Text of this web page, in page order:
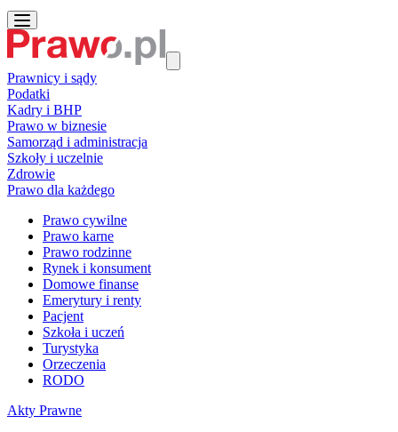
Prawnicy i sądy
Podatki
Kadry i BHP
Prawo w biznesie
Samorząd i administracja
Szkoły i uczelnie
Zdrowie
Prawo dla każdego
Prawo cywilne
Prawo karne
Prawo rodzinne
Rynek i konsument
Domowe finanse
Emerytury i renty
Pacjent
Szkoła i uczeń
Turystyka
Orzeczenia
RODO
Akty Prawne